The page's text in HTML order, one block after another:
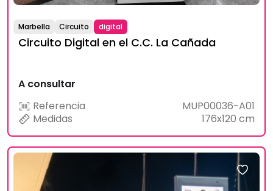
Marbella Circuito digital
Circuito Digital en el C.C. La Cañada
A consultar
Referencia
MUP00036-A01
Medidas
176x120 cm